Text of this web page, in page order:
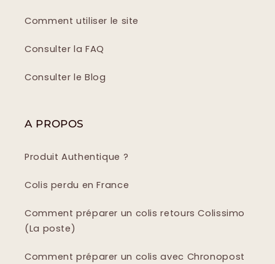
Comment utiliser le site
Consulter la FAQ
Consulter le Blog
A PROPOS
Produit Authentique ?
Colis perdu en France
Comment préparer un colis retours Colissimo
(La poste)
Comment préparer un colis avec Chronopost